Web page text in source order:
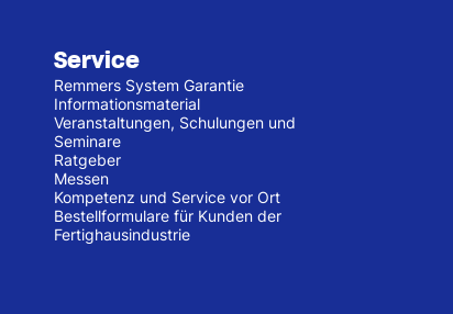
Service
Remmers System Garantie
Informationsmaterial
Veranstaltungen, Schulungen und
Seminare
Ratgeber
Messen
Kompetenz und Service vor Ort
Bestellformulare für Kunden der
Fertighausindustrie